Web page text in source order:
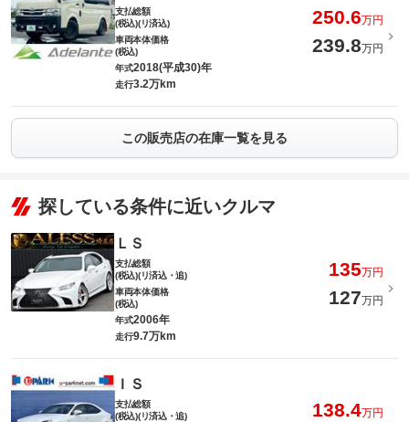
支払総額
(税込)(リ済込)
250.6万円
車両本体価格
(税込)
239.8万円
年式2018(平成30)年
走行3.2万km
この販売店の在庫一覧を見る
探している条件に近いクルマ
ＬＳ
支払総額
(税込)(リ済込・追)
135万円
車両本体価格
(税込)
127万円
年式2006年
走行9.7万km
ＩＳ
支払総額
(税込)(リ済込・追)
138.4万円